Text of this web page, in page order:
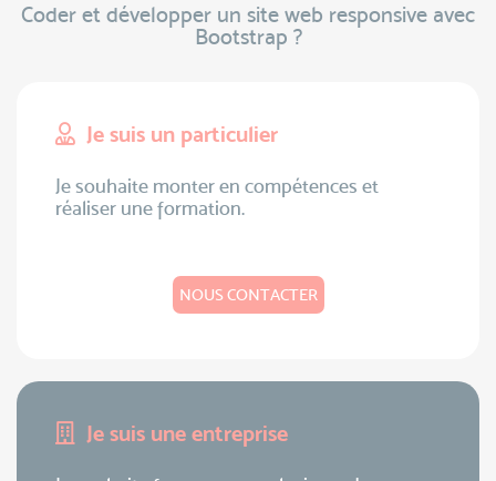
Coder et développer un site web responsive avec
Bootstrap ?
Je suis un particulier
Je souhaite monter en compétences et
réaliser une formation.
NOUS CONTACTER
Je suis une entreprise